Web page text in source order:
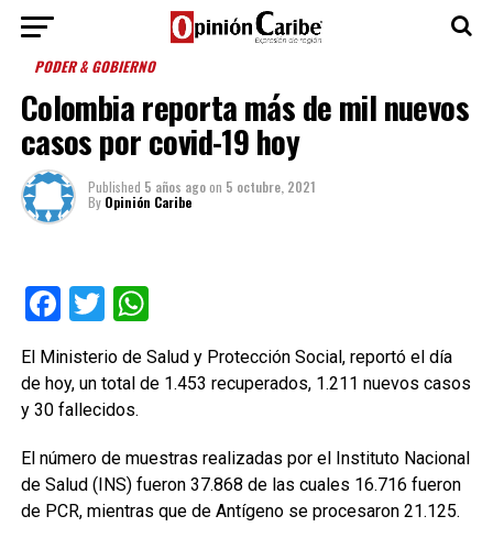
PODER & GOBIERNO
Colombia reporta más de mil nuevos
casos por covid-19 hoy
Published 5 años agoon 5 octubre, 2021
By Opinión Caribe
Facebook
TwitterWhatsApp
El Ministerio de Salud y Protección Social, reportó el día
de hoy, un total de 1.453 recuperados, 1.211 nuevos casos
y 30 fallecidos.
El número de muestras realizadas por el Instituto Nacional
de Salud (INS) fueron 37.868 de las cuales 16.716 fueron
de PCR, mientras que de Antígeno se procesaron 21.125.